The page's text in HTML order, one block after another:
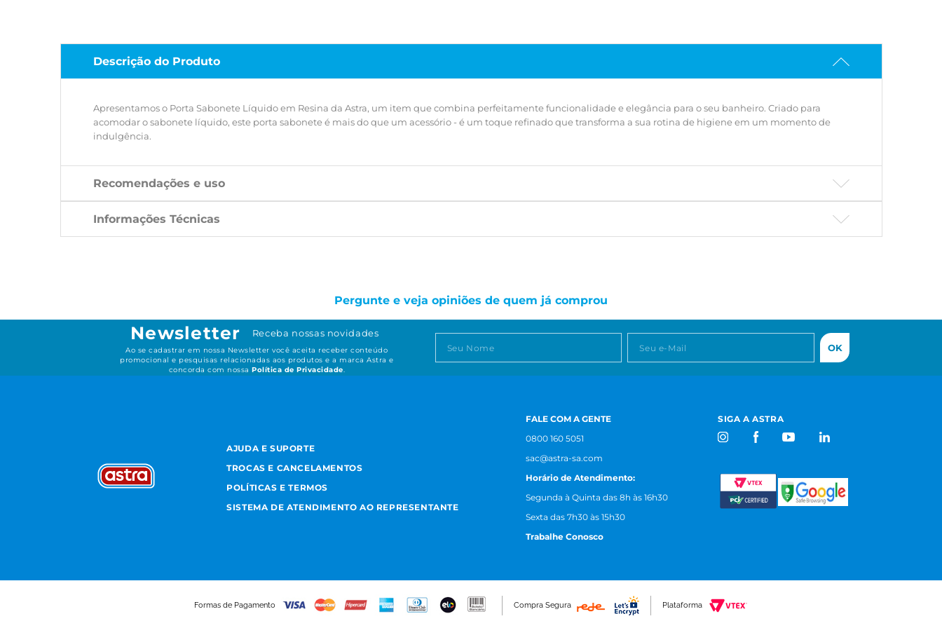
Descrição do Produto
Apresentamos o Porta Sabonete Líquido em Resina da Astra, um item que combina perfeitamente funcionalidade e elegância para o seu banheiro. Criado para
acomodar o sabonete líquido, este porta sabonete é mais do que um acessório - é um toque refinado que transforma a sua rotina de higiene em um momento de
indulgência.
Recomendações e uso
Informações Técnicas
Pergunte e veja opiniões de quem já comprou
Newsletter Receba nossas novidades
Ao se cadastrar em nossa Newsletter você aceita receber conteúdo
promocional e pesquisas relacionadas aos produtos e a marca Astra e
concorda com nossaPolítica de Privacidade.
OK
AJUDA E SUPORTE
TROCAS E CANCELAMENTOS
POLÍTICAS E TERMOS
SISTEMA DE ATENDIMENTO AO REPRESENTANTE
FALE COM A GENTE
0800 160 5051
sac@astra-sa.com
Horário de Atendimento:
Segunda à Quinta das 8h às 16h30
Sexta das 7h30 às 15h30
Trabalhe Conosco
SIGA A ASTRA
Formas de Pagamento Compra Segura Plataforma